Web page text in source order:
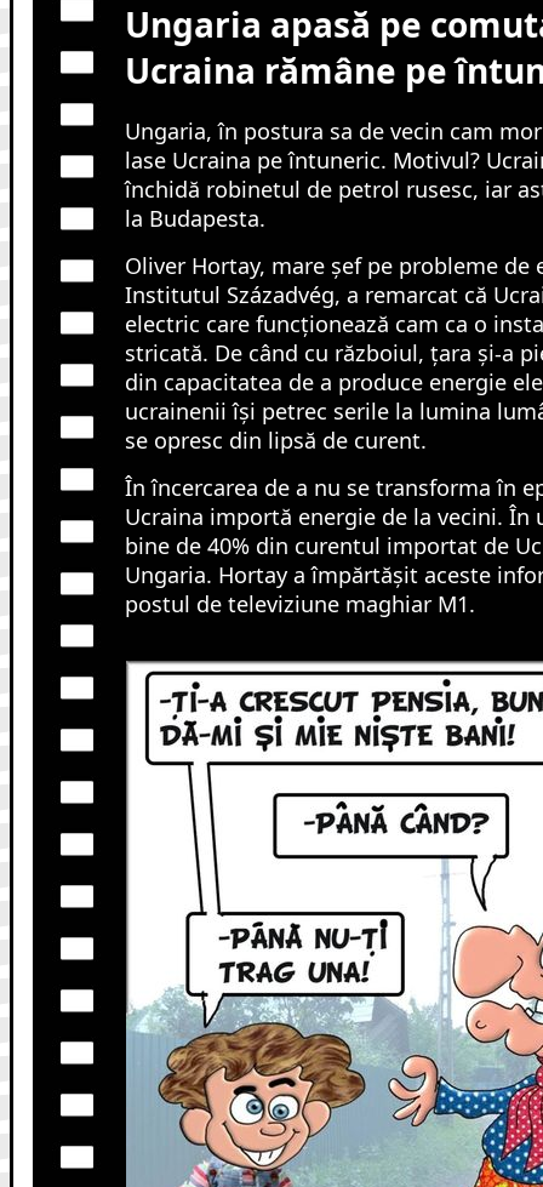
Ungaria apasă pe
Ucraina rămâne pe
Ungaria, în postura sa de vecin cam
lase Ucraina pe întuneric. Motivul?
închidă robinetul de petrol rusesc, iar
la Budapesta.
Oliver Hortay, mare șef pe probleme de
Institutul Századvég, a remarcat că
electric care funcționează cam ca o
stricată. De când cu războiul, țara și-a
din capacitatea de a produce energie
ucrainenii își petrec serile la lumina
se opresc din lipsă de curent.
În încercarea de a nu se transforma în
Ucraina importă energie de la vecini. În
bine de 40% din curentul importat de
Ungaria. Hortay a împărtășit aceste
postul de televiziune maghiar M1.